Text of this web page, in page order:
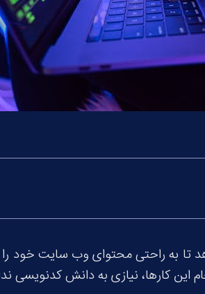
تا به راحتی محتوای وب سایت خود
این کارها، نیازی به دانش کدنویسی